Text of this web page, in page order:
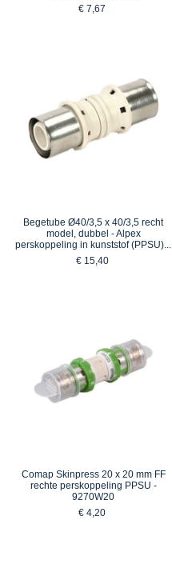
€ 7,67
Begetube Ø40/3,5 x 40/3,5 recht
model, dubbel - Alpex
perskoppeling in kunststof (PPSU)...
€ 15,40
Comap Skinpress 20 x 20 mm FF
rechte perskoppeling PPSU -
9270W20
€ 4,20